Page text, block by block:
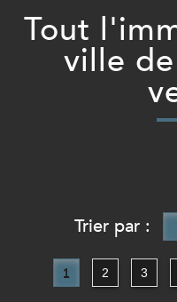
Tout l'immobilier sur la
ville
Trier par :
1 2 3